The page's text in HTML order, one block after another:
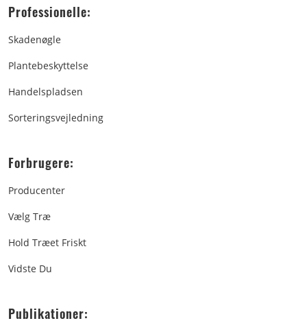
Professionelle:
Skadenøgle
Plantebeskyttelse
Handelspladsen
Sorteringsvejledning
Forbrugere:
Producenter
Vælg Træ
Hold Træet Friskt
Vidste Du
Publikationer: